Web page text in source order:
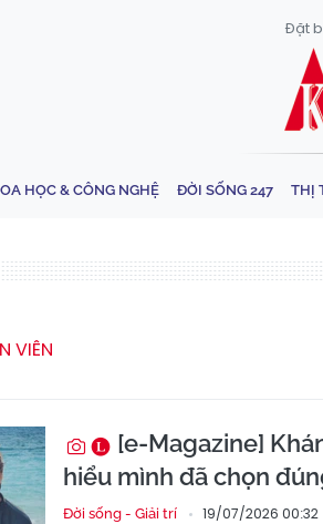
Đặt
HỌC & CÔNG NGHỆ ĐỜI SỐNG 247 THỊ
VIÊN
[e-Magazine]
hiểu mình đã chọn
Đời sống - Giải trí 19/07/2026 00:32